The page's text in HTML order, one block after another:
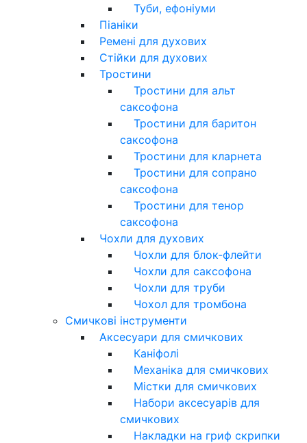
Туби, ефоніуми
Піаніки
Ремені для духових
Стійки для духових
Тростини
Тростини для альт
саксофона
Тростини для баритон
саксофона
Тростини для кларнета
Тростини для сопрано
саксофона
Тростини для тенор
саксофона
Чохли для духових
Чохли для блок-флейти
Чохли для саксофона
Чохли для труби
Чохол для тромбона
Смичкові інструменти
Аксесуари для смичкових
Каніфолі
Механіка для смичкових
Містки для смичкових
Набори аксесуарів для
смичкових
Накладки на гриф скрипки